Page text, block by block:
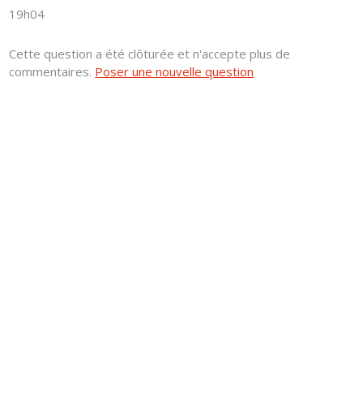
19h04
Cette question a été clôturée et n'accepte plus de
commentaires. Poser une nouvelle question